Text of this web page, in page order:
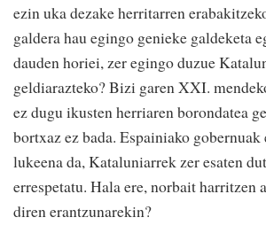
ezin uka dezake herritarren
galdera hau egingo genieke galdeketa
dauden horiei, zer egingo duzue
geldiarazteko? Bizi garen XXI.
ez dugu ikusten herriaren borondatea
bortxaz ez bada. Espainiako
lukeena da, Kataluniarrek zer esaten
errespetatu. Hala ere, norbait harritzen
diren erantzunarekin?